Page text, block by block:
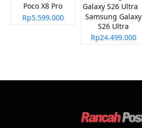
Poco X8 Pro
Rp5.599.000
Samsung Galaxy
S26 Ultra
Rp24.499.000